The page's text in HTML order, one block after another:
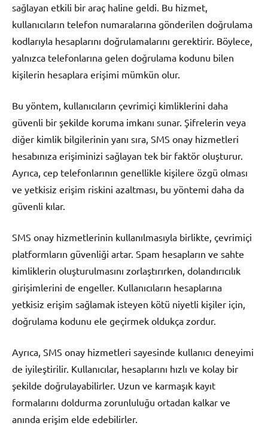
sağlayan etkili bir araç haline geldi. Bu hizmet,
kullanıcıların telefon numaralarına gönderilen doğrulama
kodlarıyla hesaplarını doğrulamalarını gerektirir. Böylece,
yalnızca telefonlarına gelen doğrulama kodunu bilen
kişilerin hesaplara erişimi mümkün olur.
Bu yöntem, kullanıcıların çevrimiçi kimliklerini daha
güvenli bir şekilde koruma imkanı sunar. Şifrelerin veya
diğer kimlik bilgilerinin yanı sıra, SMS onay hizmetleri
hesabınıza erişiminizi sağlayan tek bir faktör oluşturur.
Ayrıca, cep telefonlarının genellikle kişilere özgü olması
ve yetkisiz erişim riskini azaltması, bu yöntemi daha da
güvenli kılar.
SMS onay hizmetlerinin kullanılmasıyla birlikte, çevrimiçi
platformların güvenliği artar. Spam hesapların ve sahte
kimliklerin oluşturulmasını zorlaştırırken, dolandırıcılık
girişimlerini de engeller. Kullanıcıların hesaplarına
yetkisiz erişim sağlamak isteyen kötü niyetli kişiler için,
doğrulama kodunu ele geçirmek oldukça zordur.
Ayrıca, SMS onay hizmetleri sayesinde kullanıcı deneyimi
de iyileştirilir. Kullanıcılar, hesaplarını hızlı ve kolay bir
şekilde doğrulayabilirler. Uzun ve karmaşık kayıt
formalarını doldurma zorunluluğu ortadan kalkar ve
anında erişim elde edebilirler.